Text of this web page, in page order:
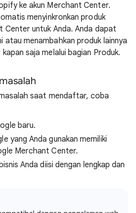
ke akun Merchant Center.
menyinkronkan produk
Center untuk Anda. Anda dapat
atau menambahkan produk lainnya
saja melalui bagian Produk.
saat mendaftar, coba
baru.
yang Anda gunakan memiliki
Merchant Center.
Anda diisi dengan lengkap dan